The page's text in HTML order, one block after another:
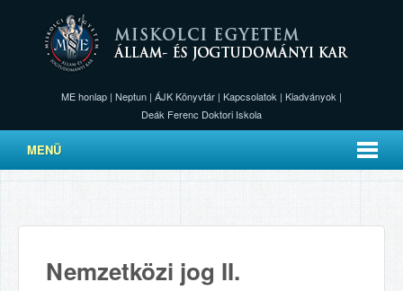
ME honlap | Neptun | ÁJK Könyvtár | Kapcsolatok | Kiadványok |
Deák Ferenc Doktori Iskola
MENÜ
Nemzetközi jog II.